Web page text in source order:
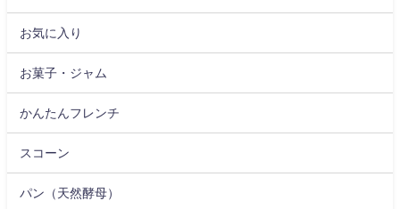
お気に入り
お菓子・ジャム
かんたんフレンチ
スコーン
パン（天然酵母）